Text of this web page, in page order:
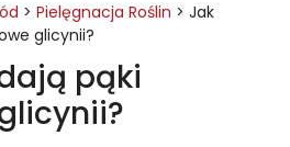
> Pielęgnacja Roślin > Jak
glicynii?
pąki